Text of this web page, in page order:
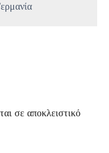
σε αποκλειστικό